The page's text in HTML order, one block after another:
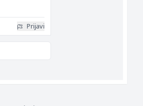
Prijavi